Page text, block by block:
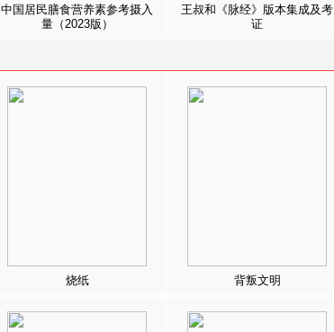
中国居民膳食营养素参考摄入
量（2023版）
王叔和《脉经》版本集成及考
证
烧纸 背叛文明